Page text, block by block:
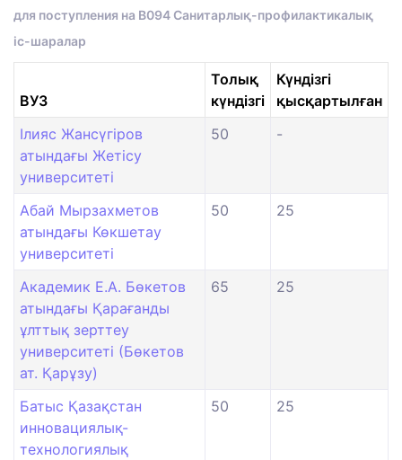
для поступления на B094 Санитарлық-профилактикалық
іс-шаралар
ВУЗ
Толық
күндізгі
Күндізгі
қысқартылған
Ілияс Жансүгіров
атындағы Жетісу
университеті
50 -
Абай Мырзахметов
атындағы Көкшетау
университеті
50 25
Академик Е.А. Бөкетов
атындағы Қарағанды
ұлттық зерттеу
университеті (Бөкетов
ат. Қарұзу)
65 25
Батыс Қазақстан
инновациялық-
технологиялық
50 25